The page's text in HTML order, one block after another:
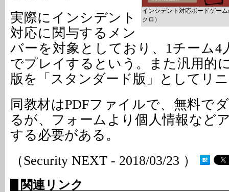
インシデント対応ボードゲー
クロ）
実際にインシデント
対応に関与するメン
バーを対象としており、1チーム4
でプレイするという。また汎用的
版を「スタンダード版」としてリ
同教材はPDFファイルで、無料で
るが、フォームより個人情報など
する必要がある。
（Security NEXT - 2018/03/23 ）
関連リンク